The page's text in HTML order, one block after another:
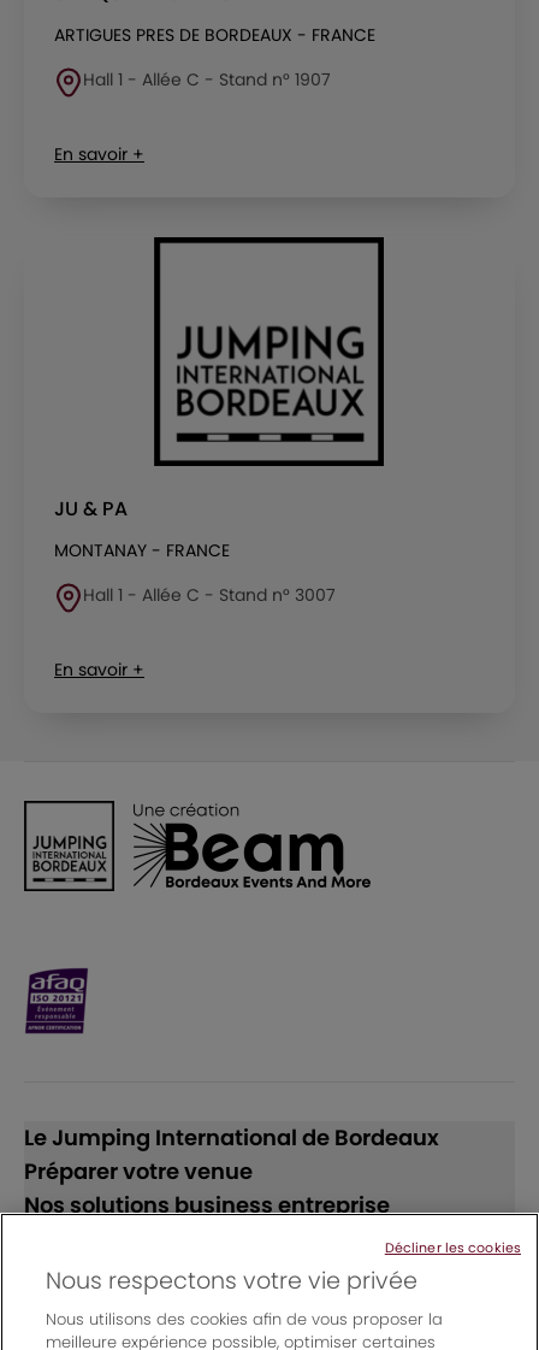
ARTIGUES PRES DE BORDEAUX - FRANCE
Hall 1 - Allée C - Stand n° 1907
En savoir +
JU & PA
MONTANAY - FRANCE
Hall 1 - Allée C - Stand n° 3007
En savoir +
Le Jumping International de Bordeaux
Préparer votre venue
Nos solutions business entreprise
Suivez-nous
Nous respectons votre vie privée
Nous utilisons des cookies afin de vous proposer la
meilleure expérience possible, optimiser certaines
Décliner les cookies